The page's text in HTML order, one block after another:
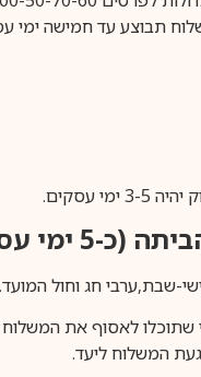
עסקים.
5 ימי עסקים)
לאסוף את
המשלוח ליעד.